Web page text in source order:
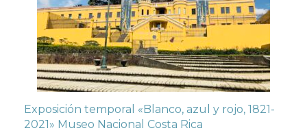
Exposición temporal «Blanco, azul y rojo, 1821-
2021» Museo Nacional Costa Rica